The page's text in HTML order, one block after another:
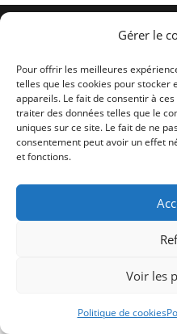
Gérer le
Pour offrir les meilleures
telles que les cookies pour
appareils. Le fait de consentir à
traiter des données telles que le
uniques sur ce site. Le fait de ne
consentement peut avoir un effet
et fonctions.
Voir les
Politique de cookies